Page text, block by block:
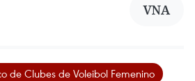
VNA
de Clubes de Voleibol Femenino